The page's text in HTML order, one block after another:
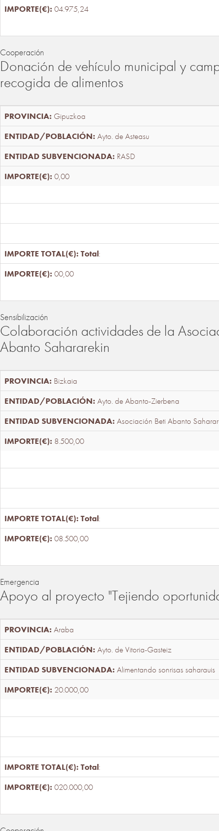
04.975,24
Cooperación
Donación de vehículo municipal y
recogida de alimentos
Gipuzkoa
Ayto. de Asteasu
RASD
0,00
Total:
00,00
Sensibilización
Colaboración actividades de la
Abanto Sahararekin
Bizkaia
Ayto. de Abanto-Zierbena
Asociación Beti Abanto
8.500,00
Total:
08.500,00
Emergencia
Apoyo al proyecto "Tejiendo
Araba
Ayto. de Vitoria-Gasteiz
Alimentando sonrisas saharauis
20.000,00
Total:
020.000,00